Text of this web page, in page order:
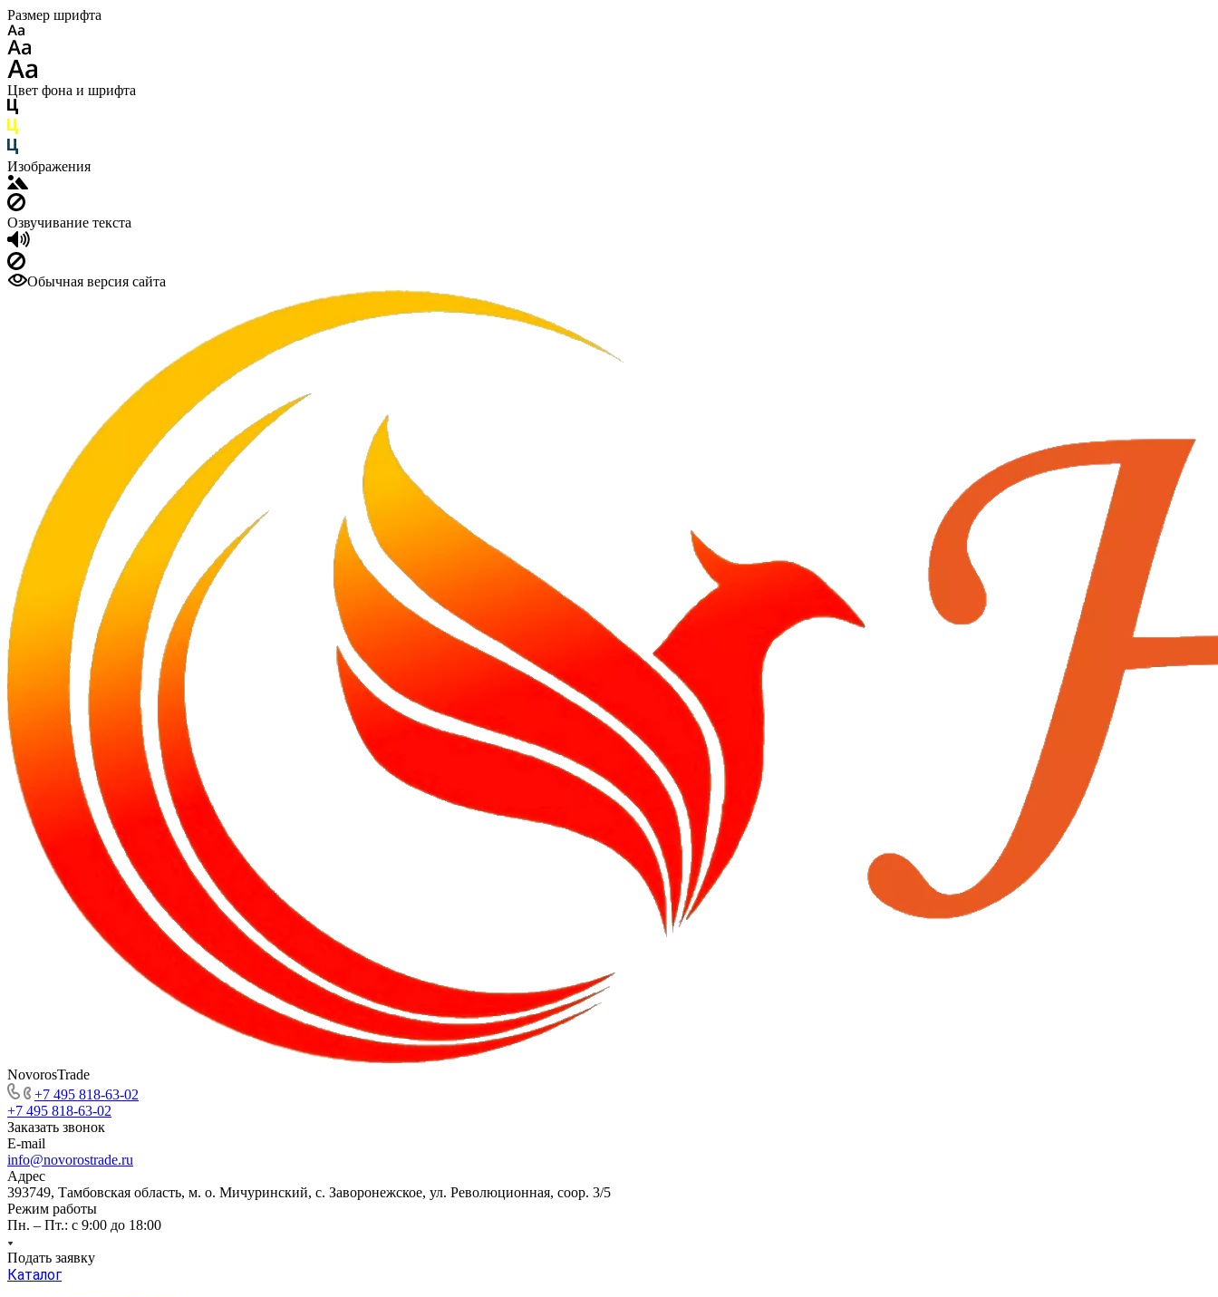
Размер шрифта
Цвет фона и шрифта
Изображения
Озвучивание текста
Обычная версия сайта
NovorosTrade
+7 495 818-63-02
+7 495 818-63-02
Заказать звонок
E-mail
info@novorostrade.ru
Адрес
393749, Тамбовская область, м. о. Мичуринский, с. Заворонежское, ул. Революционная, соор. 3/5
Режим работы
Пн. – Пт.: с 9:00 до 18:00
Подать заявку
Каталог